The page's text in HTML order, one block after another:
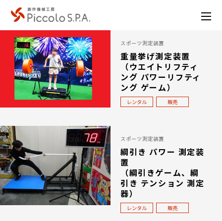
スポーツ測定装置
重量挙げ測定装置
（ウエイトリフティ
ング パワーリフティ
ング ゲーム）
レンタル 販売
スポーツ測定装置
綱引き パワー 測定装
置
（綱引きゲーム、綱
引き テンション 測定
器）
レンタル 販売